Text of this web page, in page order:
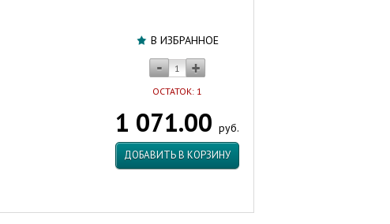
В ИЗБРАННОЕ
ОСТАТОК: 1
1 071.00 руб.
ДОБАВИТЬ В КОРЗИНУ